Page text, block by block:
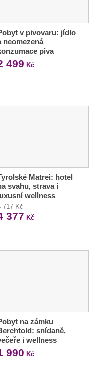
v pivovaru: jídlo
neomezená
piva
499 Kč
Matrei: hotel
svahu, strava i
wellness
717 Kč
377 Kč
na zámku
snídaně,
i wellness
990 Kč